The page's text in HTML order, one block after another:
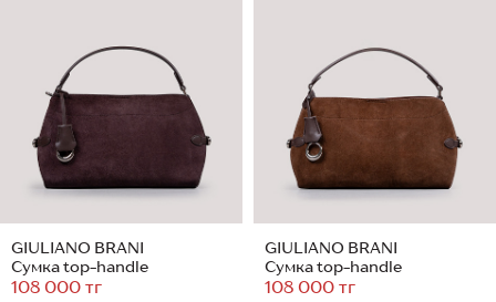
GIULIANO BRANI
Сумка top-handle
108 000 тг
GIULIANO BRANI
Сумка top-handle
108 000 тг